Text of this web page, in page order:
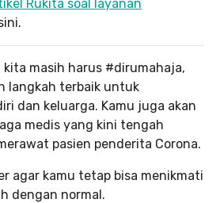
Rukita soal layanan
kita masih harus #dirumahaja,
langkah terbaik untuk
dan keluarga. Kamu juga akan
medis yang kini tengah
pasien penderita Corona.
agar kamu tetap bisa menikmati
dengan normal.